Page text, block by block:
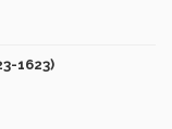
1623)